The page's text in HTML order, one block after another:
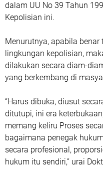
dalam UU No 39 Tahun
Kepolisian ini.
Menurutnya, apabila
lingkungan kepolisian,
dilakukan secara diam-
yang berkembang di
“Harus dibuka, diusut
ditutupi, ini era
memang keliru Proses
bagaimana penegak
secara profesional,
hukum itu sendiri,” urai